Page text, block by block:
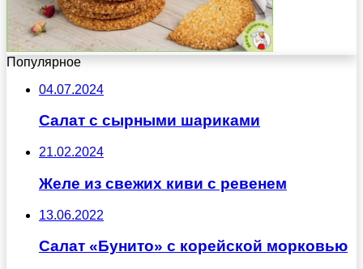
Популярное
04.07.2024
Салат с сырными шариками
21.02.2024
Желе из свежих киви с ревенем
13.06.2022
Салат «Бунито» с корейской морковью